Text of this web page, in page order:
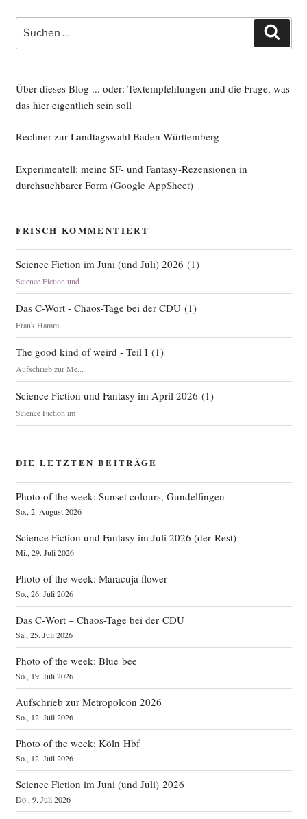
Suche
nach:
Über dieses Blog ... oder: Textempfehlungen und die Frage, was
das hier eigentlich sein soll
Rechner zur Landtagswahl Baden-Württemberg
Experimentell: meine SF- und Fantasy-Rezensionen in
durchsuchbarer Form (Google AppSheet)
FRISCH KOMMENTIERT
Science Fiction im Juni (und Juli) 2026 (1)
Science Fiction und
Das C-Wort - Chaos-Tage bei der CDU(1)
Frank Hamm
The good kind of weird - Teil I(1)
Aufschrieb zur Me...
Science Fiction und Fantasy im April 2026 (1)
Science Fiction im
DIE LETZTEN BEITRÄGE
Photo of the week: Sunset colours, Gundelfingen
So., 2. August 2026
Science Fiction und Fantasy im Juli 2026 (der Rest)
Mi., 29. Juli 2026
Photo of the week: Maracuja flower
So., 26. Juli 2026
Das C‑Wort – Chaos-Tage bei der CDU
Sa., 25. Juli 2026
Photo of the week: Blue bee
So., 19. Juli 2026
Aufschrieb zur Metropolcon 2026
So., 12. Juli 2026
Photo of the week: Köln Hbf
So., 12. Juli 2026
Science Fiction im Juni (und Juli) 2026
Do., 9. Juli 2026